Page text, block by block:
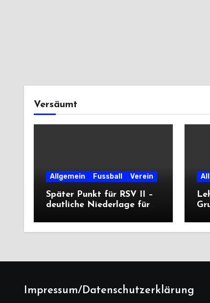
Versäumt
Allgemein Fussball Verein
Später Punkt für RSV II –
deutliche Niederlage für
Impressum/Datenschutzerklärung